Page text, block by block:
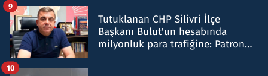
Tutuklanan CHP Silivri İlçe
Başkanı Bulut'un hesabında
milyonluk para trafiğine: Patron
9
10